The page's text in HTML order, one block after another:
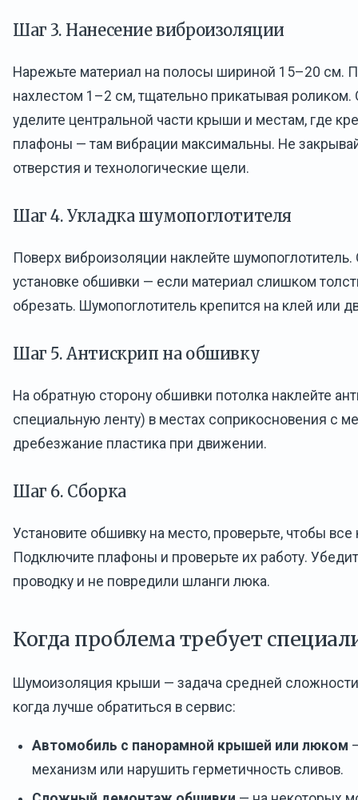
Шаг 3. Нанесение виброизоляции
Нарежьте материал на полосы шириной 15–20 см.
нахлестом 1–2 см, тщательно прикатывая
уделите центральной части крыши и местам, где
плафоны — там вибрации максимальны. Не
отверстия и технологические щели.
Шаг 4. Укладка шумопоглотителя
Поверх виброизоляции наклейте
установке обшивки — если материал слишком
обрезать. Шумопоглотитель крепится на клей или
Шаг 5. Антискрип на обшивку
На обратную сторону обшивки потолка наклейте
специальную ленту) в местах соприкосновения с
дребезжание пластика при движении.
Шаг 6. Сборка
Установите обшивку на место, проверьте, чтобы
Подключите плафоны и проверьте их работу.
проводку и не повредили шланги люка.
Когда проблема требует
Шумоизоляция крыши — задача средней
когда лучше обратиться в сервис:
Автомобиль с панорамной крышей или люком
механизм или нарушить герметичность сливов.